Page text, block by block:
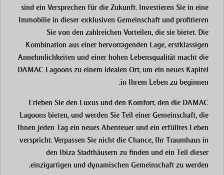
sind ein Versprechen für die Zukunft. Investieren Sie in eine
Immobilie in dieser exklusiven Gemeinschaft und profitieren
Sie von den zahlreichen Vorteilen, die sie bietet. Die
Kombination aus einer hervorragenden Lage, erstklassigen
Annehmlichkeiten und einer hohen Lebensqualität macht die
DAMAC Lagoons zu einem idealen Ort, um ein neues Kapitel
in Ihrem Leben zu beginnen.
Erleben Sie den Luxus und den Komfort, den die DAMAC
Lagoons bieten, und werden Sie Teil einer Gemeinschaft, die
Ihnen jeden Tag ein neues Abenteuer und ein erfülltes Leben
verspricht. Verpassen Sie nicht die Chance, Ihr Traumhaus in
den Ibiza Stadthäusern zu finden und ein Teil dieser
einzigartigen und dynamischen Gemeinschaft zu werden.